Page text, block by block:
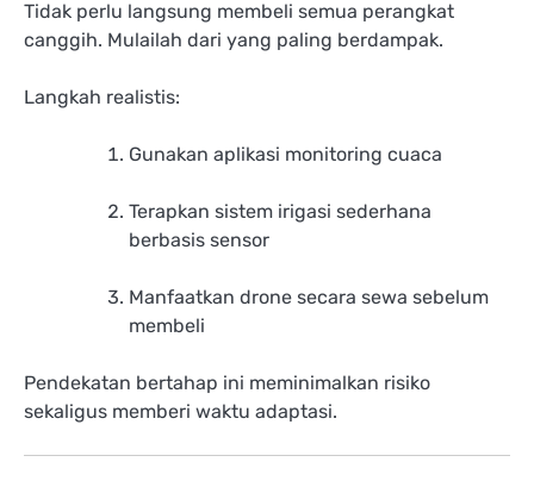
Tidak perlu langsung membeli semua perangkat
canggih. Mulailah dari yang paling berdampak.
Langkah realistis:
Gunakan aplikasi monitoring cuaca
Terapkan sistem irigasi sederhana
berbasis sensor
Manfaatkan drone secara sewa sebelum
membeli
Pendekatan bertahap ini meminimalkan risiko
sekaligus memberi waktu adaptasi.